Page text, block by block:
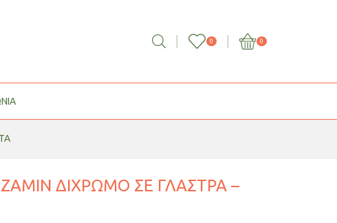
0 0
ΔΙΧΡΩΜΟ ΣΕ ΓΛΑΣΤΡΑ –